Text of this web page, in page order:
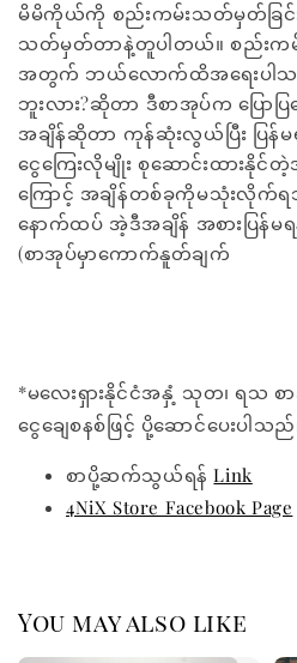
မိမိကိုယ်ကို စည်းကမ်းသတ်မှတ်ခြ
သတ်မှတ်တာနဲ့တူပါတယ်။ စည်းက
အတွက် ဘယ်လောက်ထိအရေးပါသ
ဘူးလား?ဆိုတာ ဒီစာအုပ်က ပြောပြ
အချိန်ဆိုတာ ကုန်ဆုံးလွယ်ပြီး ပြန်
ငွေကြေးလိုမျိုး စုဆောင်းထားနို
ကြောင့် အချိန်တစ်ခုကိုမသုံးလို
နောက်ထပ် အဲ့ဒီအချိန် အစားပြန်မရ
(စာအုပ်မှာကောက်နူတ်ချက်
*မလေးရှားနိုင်ငံအနှံ့ သုတ၊ ရသ စာ
ငွေချေစနစ်ဖြင့် ပို့ဆောင်ပေးပါသည်
စာပို့ဆက်သွယ်ရန်Link
4NiX Store Facebook Page
You may also like